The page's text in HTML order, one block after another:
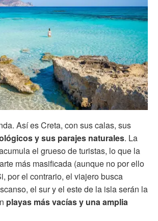
Así es Creta, con sus calas, sus
y sus parajes naturales. La
el grueso de turistas, lo que la
más masificada (aunque no por ello
por el contrario, el viajero busca
el sur y el este de la isla serán la
playas más vacías y una amplia